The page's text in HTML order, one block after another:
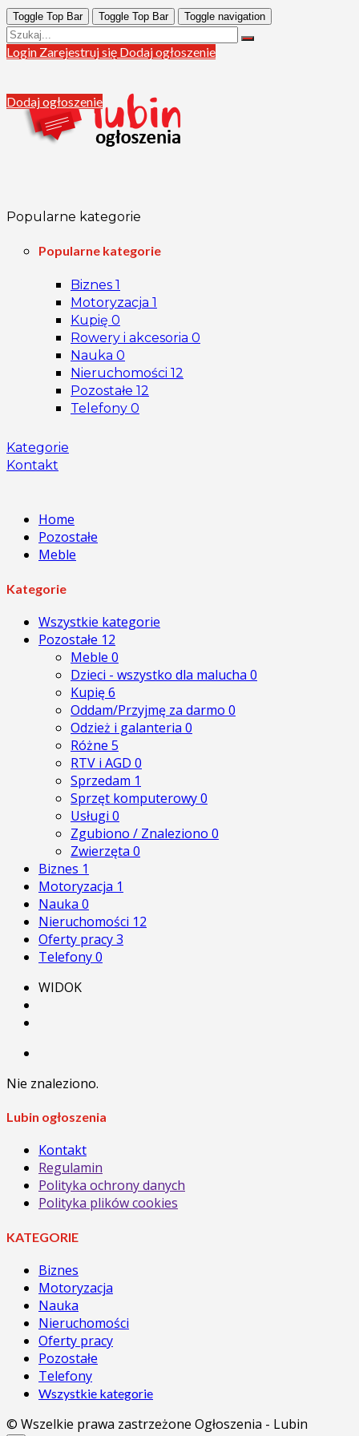
Toggle Top Bar Toggle Top Bar Toggle navigation
Login Zarejestruj się Dodaj ogłoszenie
Dodaj ogłoszenie
Popularne kategorie
Popularne kategorie
Biznes 1
Motoryzacja 1
Kupię 0
Rowery i akcesoria 0
Nauka 0
Nieruchomości 12
Pozostałe 12
Telefony 0
Kategorie
Kontakt
Home
Pozostałe
Meble
Kategorie
Wszystkie kategorie
Pozostałe 12
Meble 0
Dzieci - wszystko dla malucha 0
Kupię6
Oddam/Przyjmę za darmo 0
Odzież i galanteria 0
Różne 5
RTV i AGD 0
Sprzedam 1
Sprzęt komputerowy0
Usługi 0
Zgubiono / Znaleziono 0
Zwierzęta 0
Biznes 1
Motoryzacja 1
Nauka 0
Nieruchomości 12
Oferty pracy3
Telefony0
WIDOK
Nie znaleziono.
Lubin ogłoszenia
Kontakt
Regulamin
Polityka ochrony danych
Polityka plików cookies
KATEGORIE
Biznes
Motoryzacja
Nauka
Nieruchomości
Oferty pracy
Pozostałe
Telefony
Wszystkie kategorie
© Wszelkie prawa zastrzeżone Ogłoszenia - Lubin